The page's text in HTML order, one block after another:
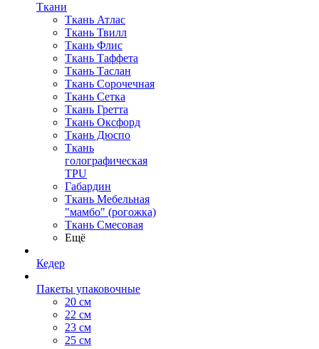
Ткани
Ткань Атлас
Ткань Твилл
Ткань Флис
Ткань Таффета
Ткань Таслан
Ткань Сорочечная
Ткань Сетка
Ткань Гретта
Ткань Оксфорд
Ткань Дюспо
Ткань
голографическая
TPU
Габардин
Ткань Мебельная
"мамбо" (рогожка)
Ткань Смесовая
Ещё
Кедер
Пакеты упаковочные
20 см
22 см
23 см
25 см